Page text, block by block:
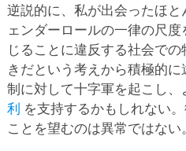
逆説的に、私が出会ったほと
ェンダーロールの一律の尺
じることに違反する社会で
きだという考えから積極的
制に対して十字軍を起こし、
利 を支持するかもしれない
ことを望むのは異常ではない。